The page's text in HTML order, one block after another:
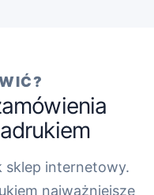
sklep internetowy.
najważniejsze